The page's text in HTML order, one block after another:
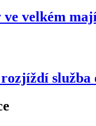
ve velkém
rozjíždí